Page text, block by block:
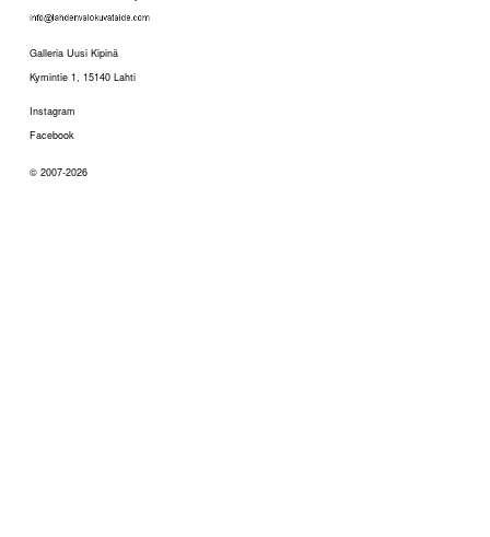
Galleria Uusi Kipinä
Kymintie 1, 15140 Lahti
Instagram
Facebook
© 2007-2026